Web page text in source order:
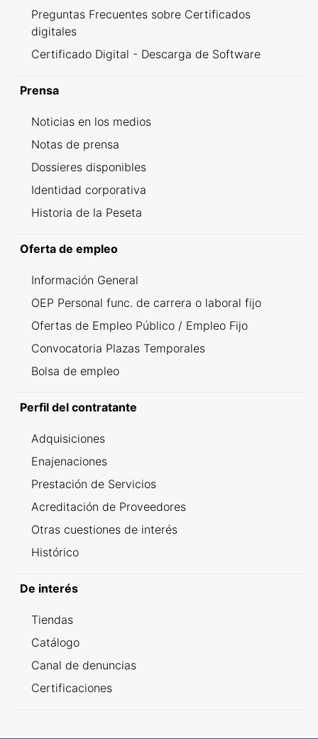
Preguntas Frecuentes sobre Certificados
digitales
Certificado Digital - Descarga de Software
Prensa
Noticias en los medios
Notas de prensa
Dossieres disponibles
Identidad corporativa
Historia de la Peseta
Oferta de empleo
Información General
OEP Personal func. de carrera o laboral fijo
Ofertas de Empleo Público / Empleo Fijo
Convocatoria Plazas Temporales
Bolsa de empleo
Perfil del contratante
Adquisiciones
Enajenaciones
Prestación de Servicios
Acreditación de Proveedores
Otras cuestiones de interés
Histórico
De interés
Tiendas
Catálogo
Canal de denuncias
Certificaciones